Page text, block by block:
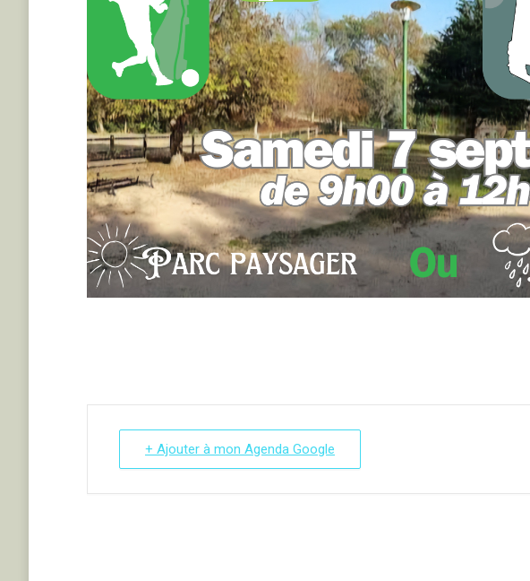
+ Ajouter à mon Agenda Google